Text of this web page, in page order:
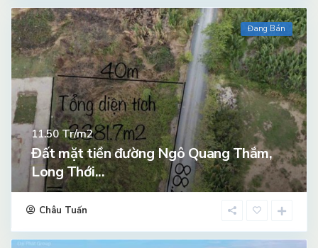
Đang Bán
11.50Tr/m2
Đất mặt tiền đường Ngô Quang Thắm,
Long Thới...
Châu Tuấn